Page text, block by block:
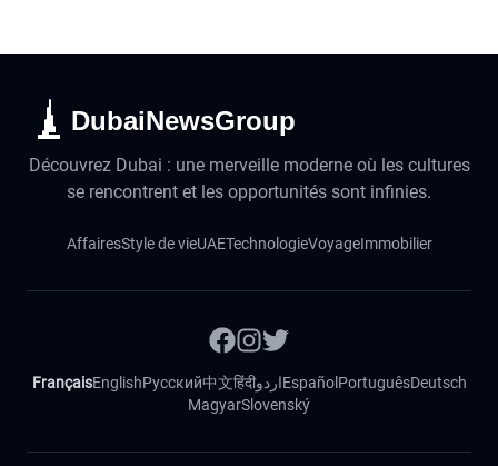
DubaiNewsGroup
Découvrez Dubai : une merveille moderne où les cultures
se rencontrent et les opportunités sont infinies.
AffairesStyle de vieUAETechnologieVoyageImmobilier
FrançaisEnglishРусский中文हिंदीاردوEspañol PortuguêsDeutsch
MagyarSlovenský